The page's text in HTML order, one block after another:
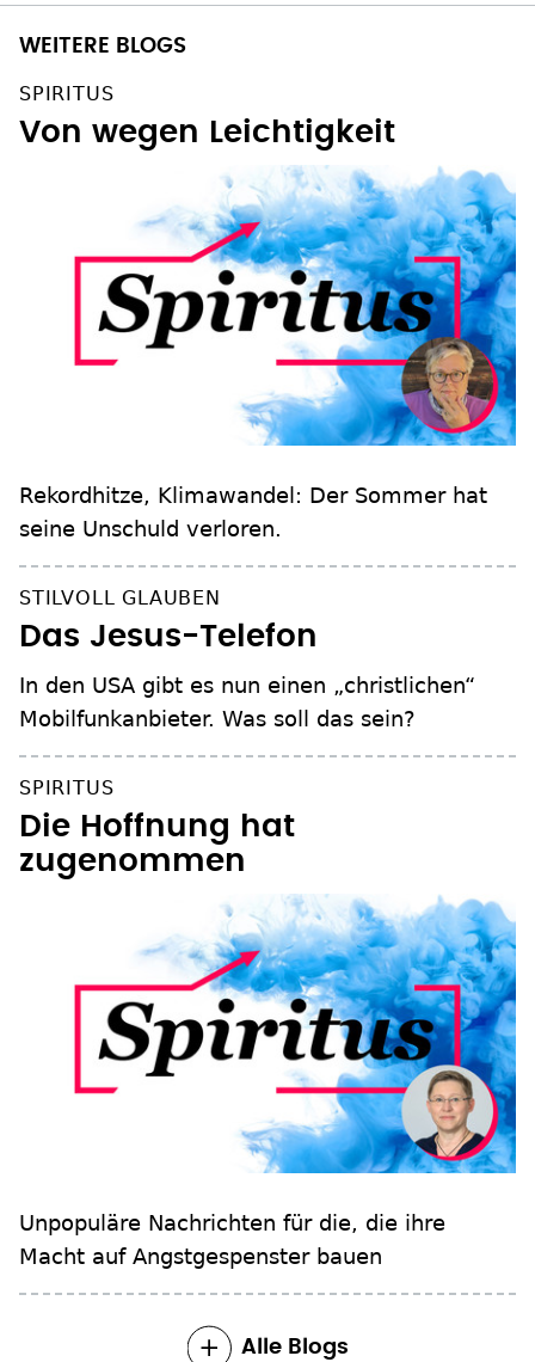
WEITERE BLOGS
SPIRITUS
Von wegen Leichtigkeit
Rekordhitze, Klimawandel: Der Sommer hat
seine Unschuld verloren.
STILVOLL GLAUBEN
Das Jesus-Telefon
In den USA gibt es nun einen „christlichen“
Mobilfunkanbieter. Was soll das sein?
SPIRITUS
Die Hoffnung hat
zugenommen
Unpopuläre Nachrichten für die, die ihre
Macht auf Angstgespenster bauen
Alle Blogs